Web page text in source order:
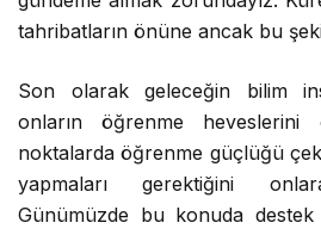
tahribatların önüne ancak bu
Son olarak geleceğin bilim
onların öğrenme heveslerini
noktalarda öğrenme güçlüğü
yapmaları gerektiğini
Günümüzde bu konuda destek